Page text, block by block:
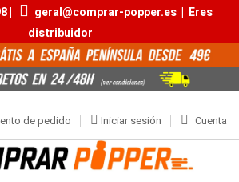
| geral@comprar-popper.es| Eres
distribuidor
Cuenta
Iniciar sesión
de pedido